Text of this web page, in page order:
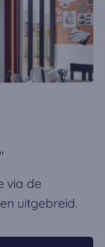
via de
uitgebreid.